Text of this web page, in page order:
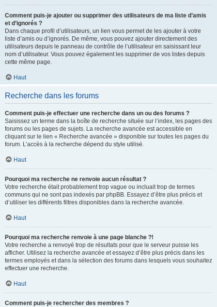
Comment puis-je ajouter ou supprimer des utilisateurs de ma liste d’amis
et d’ignorés ?
Dans chaque profil d’utilisateurs, un lien vous permet de les ajouter à votre
liste d’amis ou d’ignorés. De même, vous pouvez ajouter directement des
utilisateurs depuis le panneau de contrôle de l’utilisateur en saisissant leur
nom d’utilisateur. Vous pouvez également les supprimer de vos listes depuis
cette même page.
Haut
Recherche dans les forums
Comment puis-je effectuer une recherche dans un ou des forums ?
Saisissez un terme dans la boîte de recherche située sur l’index, les pages des
forums ou les pages de sujets. La recherche avancée est accessible en
cliquant sur le lien « Recherche avancée » disponible sur toutes les pages du
forum. L’accès à la recherche dépend du style utilisé.
Haut
Pourquoi ma recherche ne renvoie aucun résultat ?
Votre recherche était probablement trop vague ou incluait trop de termes
communs qui ne sont pas indexés par phpBB. Essayez d’être plus précis et
d’utiliser les différents filtres disponibles dans la recherche avancée.
Haut
Pourquoi ma recherche renvoie à une page blanche ?!
Votre recherche a renvoyé trop de résultats pour que le serveur puisse les
afficher. Utilisez la recherche avancée et essayez d’être plus précis dans les
termes employés et dans la sélection des forums dans lesquels vous souhaitez
effectuer une recherche.
Haut
Comment puis-je rechercher des membres ?